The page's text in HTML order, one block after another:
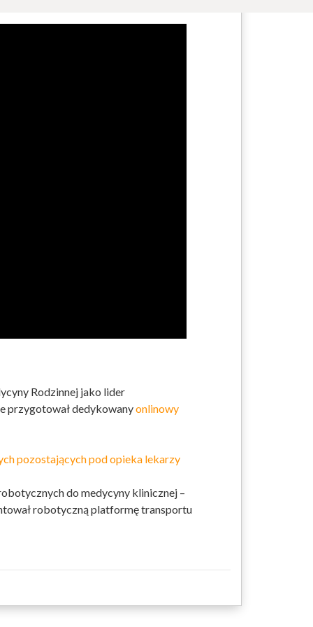
Rodzinnej jako lider
przygotował dedykowanyonlinowy
pozostających pod opieka lekarzy
do medycyny klinicznej –
robotyczną platformę transportu